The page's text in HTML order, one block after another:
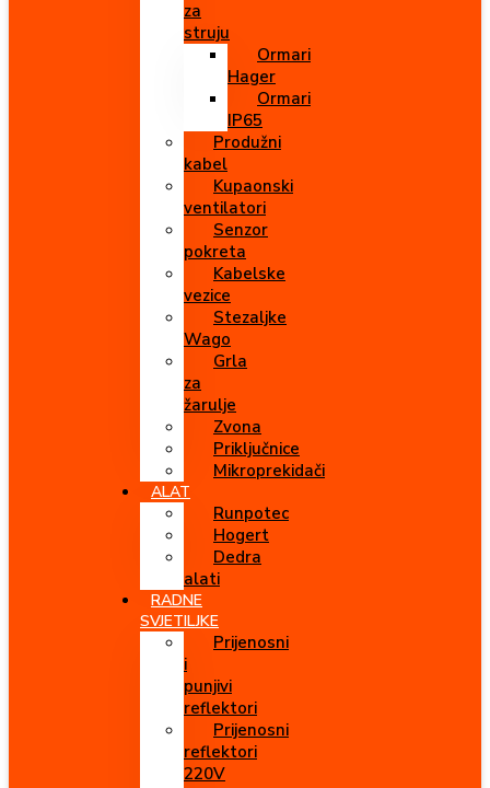
za
struju
Ormari
Hager
Ormari
IP65
Produžni
kabel
Kupaonski
ventilatori
Senzor
pokreta
Kabelske
vezice
Stezaljke
Wago
Grla
za
žarulje
Zvona
Priključnice
Mikroprekidači
ALAT
Runpotec
Hogert
Dedra
alati
RADNE
SVJETILJKE
Prijenosni
i
punjivi
reflektori
Prijenosni
reflektori
220V